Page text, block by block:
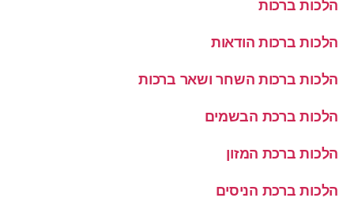
הלכות ברכות
הלכות ברכות הודאות
הלכות ברכות השחר ושאר ברכות
הלכות ברכת הבשמים
הלכות ברכת המזון
הלכות ברכת הניסים